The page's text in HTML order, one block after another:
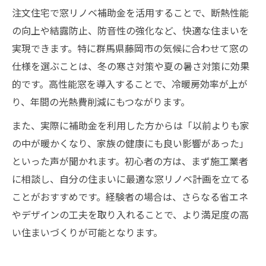
注文住宅で窓リノベ補助金を活用することで、断熱性能
の向上や結露防止、防音性の強化など、快適な住まいを
実現できます。特に群馬県藤岡市の気候に合わせて窓の
仕様を選ぶことは、冬の寒さ対策や夏の暑さ対策に効果
的です。高性能窓を導入することで、冷暖房効率が上が
り、年間の光熱費削減にもつながります。
また、実際に補助金を利用した方からは「以前よりも家
の中が暖かくなり、家族の健康にも良い影響があった」
といった声が聞かれます。初心者の方は、まず施工業者
に相談し、自分の住まいに最適な窓リノベ計画を立てる
ことがおすすめです。経験者の場合は、さらなる省エネ
やデザインの工夫を取り入れることで、より満足度の高
い住まいづくりが可能となります。